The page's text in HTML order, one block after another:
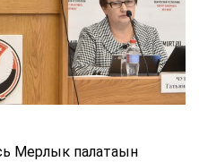
Мерлык палатаын